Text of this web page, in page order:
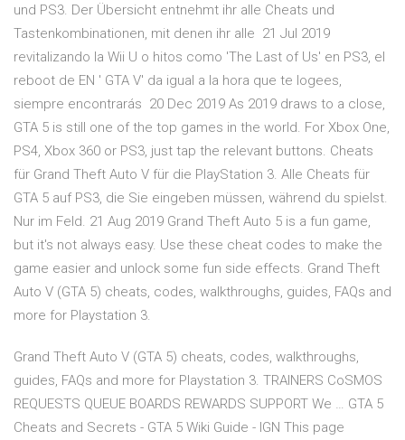
und PS3. Der Übersicht entnehmt ihr alle Cheats und
Tastenkombinationen, mit denen ihr alle 21 Jul 2019
revitalizando la Wii U o hitos como 'The Last of Us' en PS3, el
reboot de EN ' GTA V' da igual a la hora que te logees,
siempre encontrarás 20 Dec 2019 As 2019 draws to a close,
GTA 5 is still one of the top games in the world. For Xbox One,
PS4, Xbox 360 or PS3, just tap the relevant buttons. Cheats
für Grand Theft Auto V für die PlayStation 3. Alle Cheats für
GTA 5 auf PS3, die Sie eingeben müssen, während du spielst.
Nur im Feld. 21 Aug 2019 Grand Theft Auto 5 is a fun game,
but it's not always easy. Use these cheat codes to make the
game easier and unlock some fun side effects. Grand Theft
Auto V (GTA 5) cheats, codes, walkthroughs, guides, FAQs and
more for Playstation 3.
Grand Theft Auto V (GTA 5) cheats, codes, walkthroughs,
guides, FAQs and more for Playstation 3. TRAINERS CoSMOS
REQUESTS QUEUE BOARDS REWARDS SUPPORT We … GTA 5
Cheats and Secrets - GTA 5 Wiki Guide - IGN This page